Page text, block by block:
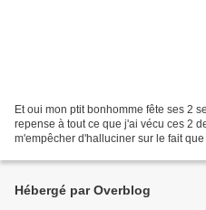
Et oui mon ptit bonhomme fête ses 2
repense à tout ce que j'ai vécu ces 2
m'empêcher d'halluciner sur le fait
Hébergé par Overblog